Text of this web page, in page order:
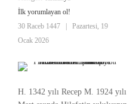
İlk yorumlayan ol!
30 Raceb 1447
Pazartesi, 19
Ocak 2026
H. 1342 yılı Recep M. 1924 yılı